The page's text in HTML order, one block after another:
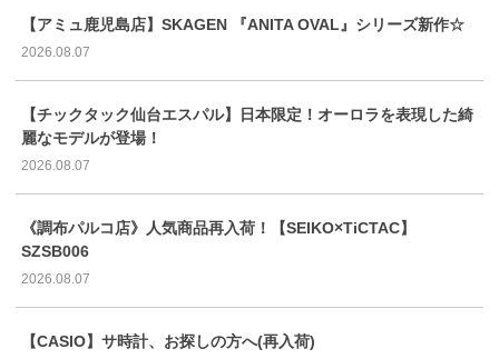
【アミュ鹿児島店】SKAGEN 『ANITA OVAL』シリーズ新作☆
2026.08.07
【チックタック仙台エスパル】日本限定！オーロラを表現した綺
麗なモデルが登場！
2026.08.07
《調布パルコ店》人気商品再入荷！【SEIKO×TiCTAC】
SZSB006
2026.08.07
【CASIO】サ時計、お探しの方へ(再入荷)